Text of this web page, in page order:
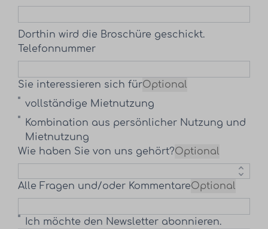
Dorthin wird die Broschüre geschickt.
Telefonnummer
Sie interessieren sich fürOptional
vollständige Mietnutzung
Kombination aus persönlicher Nutzung und
Mietnutzung
Wie haben Sie von uns gehört?Optional
Alle Fragen und/oder KommentareOptional
Ich möchte den Newsletter abonnieren.